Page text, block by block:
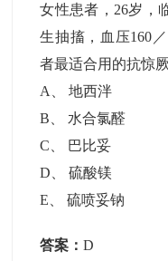
女性患者，26岁，
生抽搐，血压160
者最适合用的抗惊
A
、地西泮
B
水合氯醛
C
巴比妥
D 、硫酸镁
E 、硫喷妥钠
答案：D